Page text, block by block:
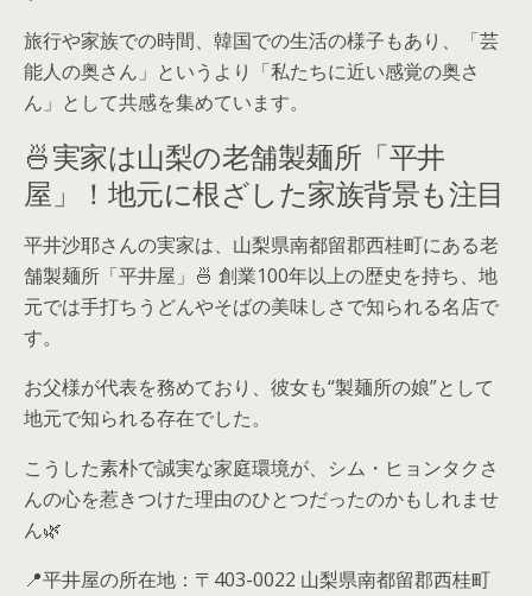
旅行や家族での時間、韓国での生活の様子もあり、「芸
能人の奥さん」というより「私たちに近い感覚の奥さ
ん」として共感を集めています。
🍜実家は山梨の老舗製麺所「平井
屋」！地元に根ざした家族背景も注目
平井沙耶さんの実家は、山梨県南都留郡西桂町にある老
舗製麺所「平井屋」🍜 創業100年以上の歴史を持ち、地
元では手打ちうどんやそばの美味しさで知られる名店で
す。
お父様が代表を務めており、彼女も“製麺所の娘”として
地元で知られる存在でした。
こうした素朴で誠実な家庭環境が、シム・ヒョンタクさ
んの心を惹きつけた理由のひとつだったのかもしれませ
ん🌿
📍平井屋の所在地：〒403-0022 山梨県南都留郡西桂町